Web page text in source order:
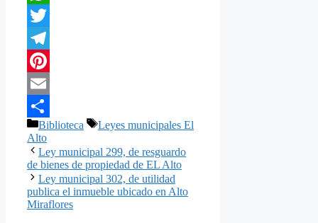
WhatsApp
Twitter
Telegram
Pinterest
Email
Compartir
Categorías
Biblioteca Etiquetas
Leyes municipales El
Alto
Ley municipal 299, de resguardo
de bienes de propiedad de EL Alto
Ley municipal 302, de utilidad
publica el inmueble ubicado en Alto
Miraflores